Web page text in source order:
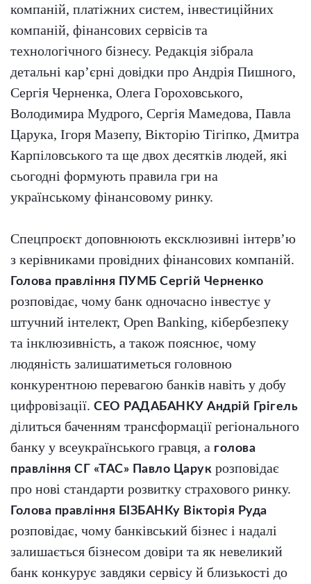
компаній, платіжних систем, інвестиційних
компаній, фінансових сервісів та
технологічного бізнесу. Редакція зібрала
детальні карʼєрні довідки про Андрія Пишного,
Сергія Черненка, Олега Гороховського,
Володимира Мудрого, Сергія Мамедова, Павла
Царука, Ігоря Мазепу, Вікторію Тігіпко, Дмитра
Карпіловського та ще двох десятків людей, які
сьогодні формують правила гри на
українському фінансовому ринку.
Спецпроєкт доповнюють ексклюзивні інтерв’ю
з керівниками провідних фінансових компаній.
Голова правління ПУМБ Сергій Черненко
розповідає, чому банк одночасно інвестує у
штучний інтелект, Open Banking, кібербезпеку
та інклюзивність, а також пояснює, чому
людяність залишатиметься головною
конкурентною перевагою банків навіть у добу
цифровізації. СЕО РАДАБАНКУ Андрій Грігель
ділиться баченням трансформації регіонального
банку у всеукраїнського гравця, а голова
правління СГ «ТАС» Павло Царук розповідає
про нові стандарти розвитку страхового ринку.
Голова правління БІЗБАНКу Вікторія Руда
розповідає, чому банківський бізнес і надалі
залишається бізнесом довіри та як невеликий
банк конкурує завдяки сервісу й близькості до